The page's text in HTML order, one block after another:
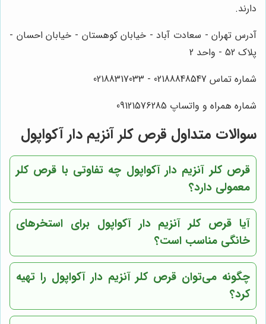
دارند.
آدرس تهران - سعادت آباد - خیابان کوهستان - خیابان احسان -
پلاک 52 - واحد 2
شماره تماس 02188848547 - 02188317033
شماره همراه و واتساپ 09121576285
سوالات متداول قرص کلر آنزیم دار آکواپول
قرص کلر آنزیم دار آکواپول چه تفاوتی با قرص کلر
معمولی دارد؟
آیا قرص کلر آنزیم دار آکواپول برای استخرهای
خانگی مناسب است؟
چگونه می‌توان قرص کلر آنزیم دار آکواپول را تهیه
کرد؟